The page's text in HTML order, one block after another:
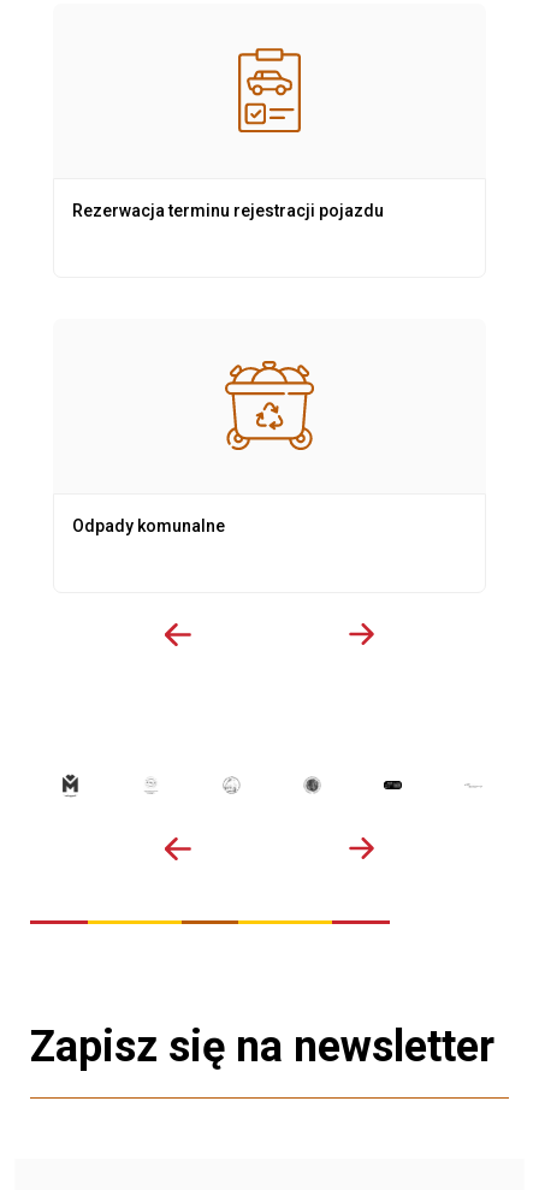
Rezerwacja terminu rejestracji pojazdu
Odpady komunalne
Zapisz się na newsletter